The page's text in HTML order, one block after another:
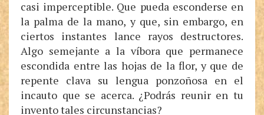
casi imperceptible. Que pueda esconderse en
la palma de la mano, y que, sin embargo, en
ciertos instantes lance rayos destructores.
Algo semejante a la víbora que permanece
escondida entre las hojas de la flor, y que de
repente clava su lengua ponzoñosa en el
incauto que se acerca. ¿Podrás reunir en tu
invento tales circunstancias?